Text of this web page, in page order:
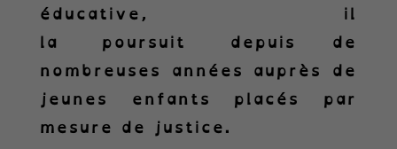
éducative, il
la poursuit depuis de
nombreuses années auprès de
jeunes enfants placés par
mesure de justice.